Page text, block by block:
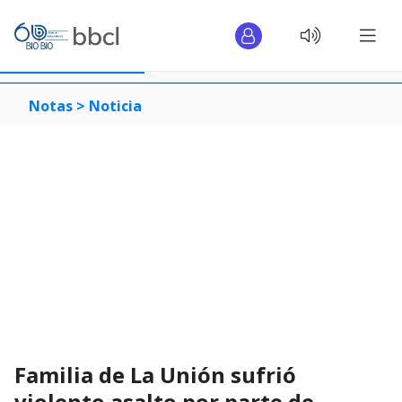
Notas > Noticia
Familia de La Unión sufrió